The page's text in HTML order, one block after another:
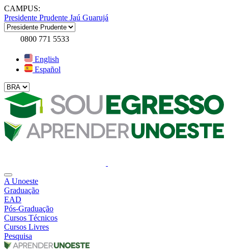
CAMPUS:
Presidente Prudente Jaú Guarujá
0800 771 5533
English
Español
A Unoeste
Graduação
EAD
Pós-Graduação
Cursos Técnicos
Cursos Livres
Pesquisa